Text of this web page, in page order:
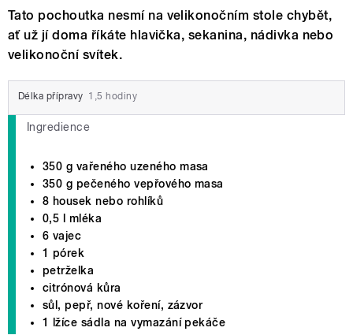
Tato pochoutka nesmí na velikonočním stole chybět,
ať už jí doma říkáte hlavička, sekanina, nádivka nebo
velikonoční svítek.
Délka přípravy 1,5 hodiny
Ingredience
350 g vařeného uzeného masa
350 g pečeného vepřového masa
8 housek nebo rohlíků
0,5 l mléka
6 vajec
1 pórek
petrželka
citrónová kůra
sůl, pepř, nové koření, zázvor
1 lžíce sádla na vymazání pekáče